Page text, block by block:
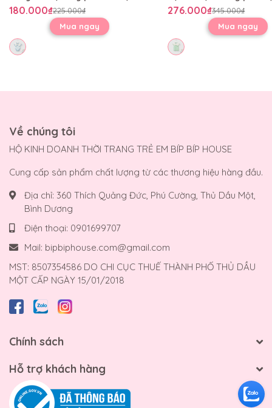
180.000₫225.000₫
Mua ngay
276.000₫345.000₫
Mua ngay
Về chúng tôi
HỘ KINH DOANH THỜI TRANG TRẺ EM BÍP BÍP HOUSE
Cung cấp sản phẩm chất lượng từ các thương hiệu hàng đầu.
Địa chỉ: 360 Thích Quảng Đức, Phú Cường, Thủ Dầu Một,
Bình Dương
Điện thoại: 0901699707
Mail: bipbiphouse.com@gmail.com
MST: 8507354586 DO CHI CỤC THUẾ THÀNH PHỐ THỦ DẦU
MỘT CẤP NGÀY 15/01/2018
Chính sách
Hỗ trợ khách hàng